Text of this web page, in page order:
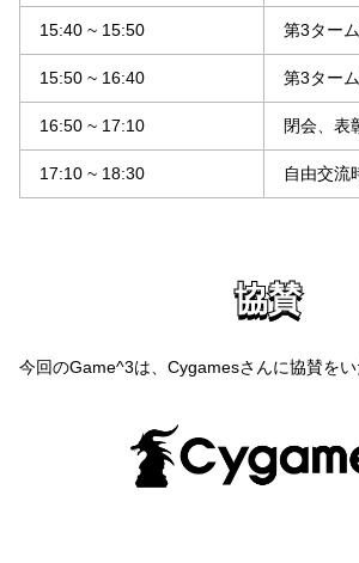
15:40 ~ 15:50 第3ター
15:50 ~ 16:40 第3ター
16:50 ~ 17:10 閉会、表
17:10 ~ 18:30 自由交流
協賛
協賛
今回のGame^3は、Cygamesさんに協賛をい